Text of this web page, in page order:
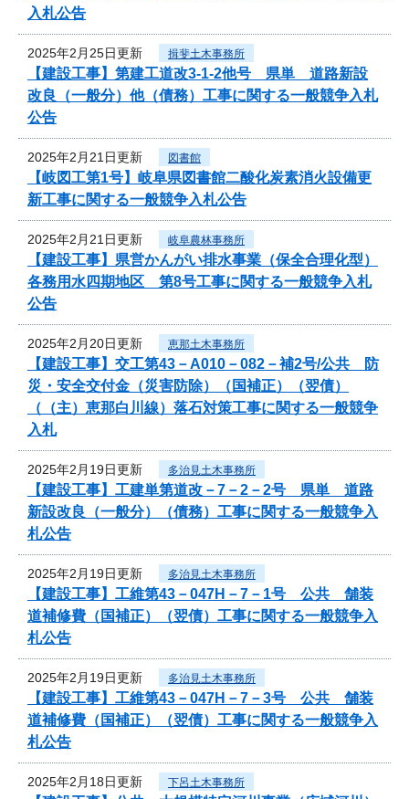
入札公告
2025年2月25日更新 揖斐土木事務所
【建設工事】第建工道改3-1-2他号 県単 道路新設
改良（一般分）他（債務）工事に関する一般競争入札
公告
2025年2月21日更新 図書館
【岐図工第1号】岐阜県図書館二酸化炭素消火設備更
新工事に関する一般競争入札公告
2025年2月21日更新 岐阜農林事務所
【建設工事】県営かんがい排水事業（保全合理化型）
各務用水四期地区 第8号工事に関する一般競争入札
公告
2025年2月20日更新 恵那土木事務所
【建設工事】交工第43－A010－082－補2号/公共 防
災・安全交付金（災害防除）（国補正）（翌債）
（（主）恵那白川線）落石対策工事に関する一般競争
入札
2025年2月19日更新 多治見土木事務所
【建設工事】工建単第道改－7－2－2号 県単 道路
新設改良（一般分）（債務）工事に関する一般競争入
札公告
2025年2月19日更新 多治見土木事務所
【建設工事】工維第43－047H－7－1号 公共 舗装
道補修費（国補正）（翌債）工事に関する一般競争入
札公告
2025年2月19日更新 多治見土木事務所
【建設工事】工維第43－047H－7－3号 公共 舗装
道補修費（国補正）（翌債）工事に関する一般競争入
札公告
2025年2月18日更新 下呂土木事務所